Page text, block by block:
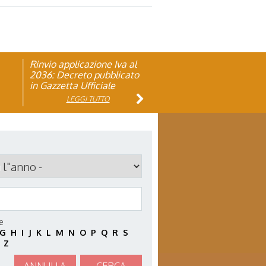
Rinvio applicazione Iva al
2036: Decreto pubblicato
in Gazzetta Ufficiale
LEGGI TUTTO
Visita veterinaria annuale
LEGGI TUTTO
G H I J K L M N O P Q R S
Z